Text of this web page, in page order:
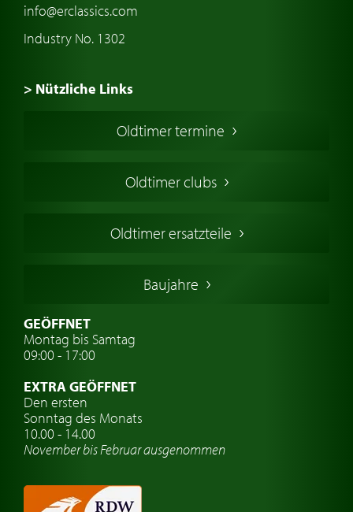
info@erclassics.com
Industry No. 1302
> Nützliche Links
Oldtimers in Europa
Englische Oldtimer
Deutsche Oldtimer
Schwedische Oldtimer
Oldtimer mit h-kennzeichen
Auto Oldtimer Markt
Oldtimer-Versicherung
Oldtimer-Clubs
Oldtimer-Reisen
Automarken uhren
Oldtimer termine
Oldtimer clubs
Oldtimer ersatzteile
Baujahre
GEÖFFNET
Montag bis Samtag
09:00 - 17:00
EXTRA GEÖFFNET
Den ersten
Sonntag des Monats
10.00 - 14.00
November bis Februar ausgenommen